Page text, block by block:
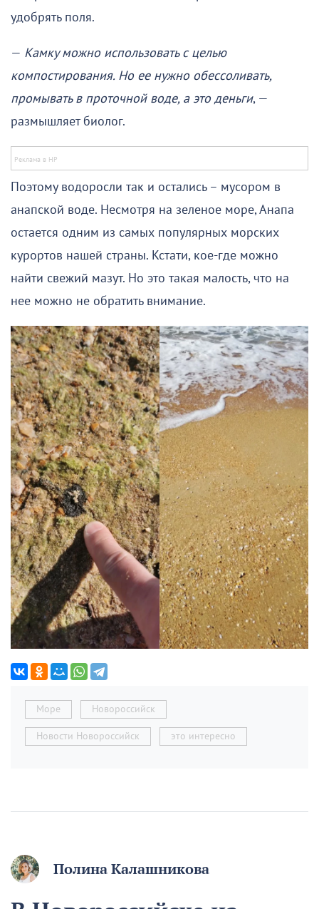
удобрять поля.
— Камку можно использовать с целью
компостирования. Но ее нужно обессоливать,
промывать в проточной воде, а это деньги, —
размышляет биолог.
Поэтому водоросли так и остались – мусором в
анапской воде. Несмотря на зеленое море, Анапа
остается одним из самых популярных морских
курортов нашей страны. Кстати, кое-где можно
найти свежий мазут. Но это такая малость, что на
нее можно не обратить внимание.
Море Новороссийск
Новости Новороссийск это интересно
Полина Калашникова